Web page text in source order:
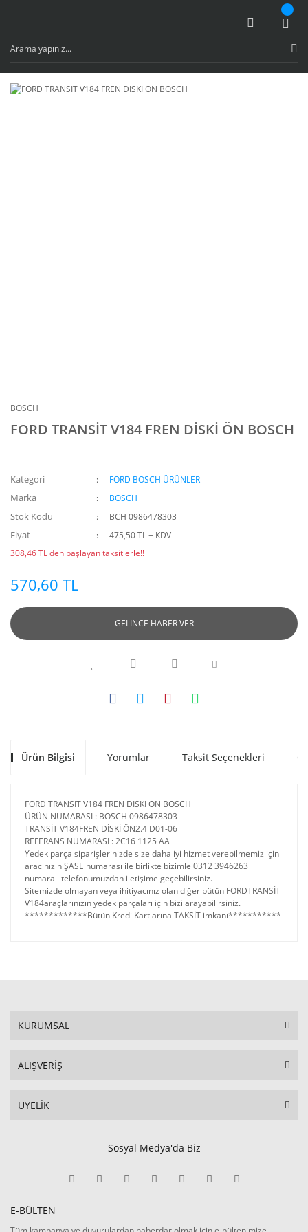
BOSCH
FORD TRANSİT V184 FREN DİSKİ ÖN BOSCH
Kategori FORD BOSCH ÜRÜNLER
Marka BOSCH
Stok Kodu BCH 0986478303
Fiyat
475,50 TL + KDV
308,46 TL den başlayan taksitlerle!!
570,60 TL
GELİNCE HABER VER
Ürün Bilgisi Yorumlar Taksit Seçenekleri
FORD TRANSİT V184 FREN DİSKİ ÖN BOSCH
ÜRÜN NUMARASI : BOSCH 0986478303
TRANSİT V184FREN DİSKİ ÖN2.4 D01-06
REFERANS NUMARASI : 2C16 1125 AA
Yedek parça siparişlerinizde size daha iyi hizmet verebilmemiz için
aracınızın ŞASE numarası ile birlikte bizimle 0312 3946263
numaralı telefonumuzdan iletişime geçebilirsiniz.
Sitemizde olmayan veya ihitiyacınız olan diğer bütün FORDTRANSİT
V184araçlarınızın yedek parçaları için bizi arayabilirsiniz.
*************Bütün Kredi Kartlarına TAKSİT imkanı***********
KURUMSAL
ALIŞVERİŞ
ÜYELİK
Sosyal Medya'da Biz
E-BÜLTEN